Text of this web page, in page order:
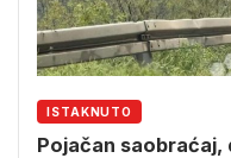
ISTAKNUTO
Pojačan saobraćaj,